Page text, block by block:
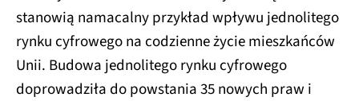
stanowią namacalny przykład wpływu jednolitego
rynku cyfrowego na codzienne życie mieszkańców
Unii. Budowa jednolitego rynku cyfrowego
doprowadziła do powstania 35 nowych praw i